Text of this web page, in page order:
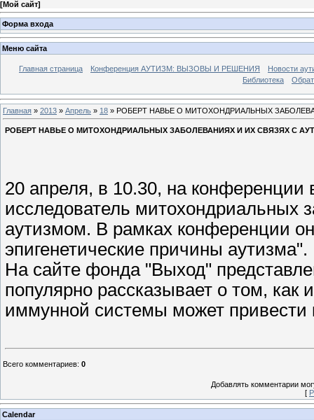
[Мой сайт]
Форма входа
Меню сайта
Главная страница Конференция АУТИЗМ: ВЫЗОВЫ И РЕШЕНИЯ
Новости
Библиотека
Главная » 2013 » Апрель » 18 » РОБЕРТ НАВЬЕ О МИТОХОНДРИАЛЬНЫХ
РОБЕРТ НАВЬЕ О МИТОХОНДРИАЛЬНЫХ ЗАБОЛЕВАНИЯХ И ИХ СВЯЗЯХ С
20 апреля, в 10.30, на
исследователь митохондриальных
аутизмом. В рамках конференции
эпигенетические причины аутизма".
На сайте фонда "Выход"
популярно рассказывает о том, как
иммунной системы может
Всего комментариев: 0
Добавлять комментарии
[
Calendar